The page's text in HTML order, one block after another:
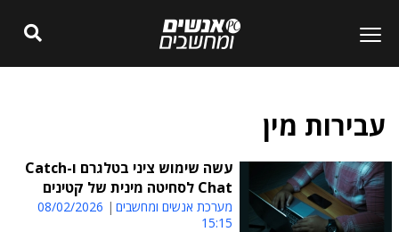
עבירות מין
עשה שימוש ציני בטלגרם ו-Catch
Chat לסחיטה מינית של קטינים
מערכת אנשים ומחשבים
08/02/2026
15:15